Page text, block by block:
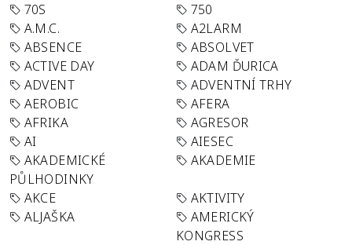
70S
750
A.M.C.
A2LARM
ABSENCE
ABSOLVET
ACTIVE DAY
ADAM ĎURICA
ADVENT
ADVENTNÍ TRHY
AEROBIC
AFERA
AFRIKA
AGRESOR
AI
AIESEC
AKADEMICKÉ
PŮLHODINKY
AKADEMIE
AKCE
AKTIVITY
ALJAŠKA
AMERICKÝ
KONGRESS